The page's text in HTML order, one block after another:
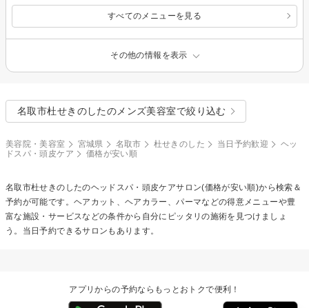
すべてのメニューを見る
その他の情報を表示
名取市杜せきのしたのメンズ美容室で絞り込む
美容院・美容室 宮城県 名取市 杜せきのした 当日予約歓迎
ヘッ
ドスパ・頭皮ケア
価格が安い順
名取市杜せきのしたのヘッドスパ・頭皮ケアサロン(価格が安い順)から検索＆
予約が可能です。ヘアカット、ヘアカラー、パーマなどの得意メニューや豊
富な施設・サービスなどの条件から自分にピッタリの施術を見つけましょ
う。当日予約できるサロンもあります。
アプリからの予約ならもっとおトクで便利！